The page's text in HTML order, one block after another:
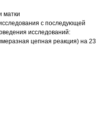
матки
с последующей
исследований:
цепная реакция) на 23